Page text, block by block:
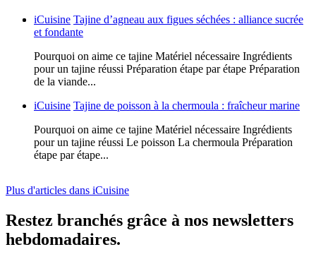
iCuisine Tajine d’agneau aux figues séchées : alliance sucrée
et fondante
Pourquoi on aime ce tajine Matériel nécessaire Ingrédients
pour un tajine réussi Préparation étape par étape Préparation
de la viande...
iCuisine Tajine de poisson à la chermoula : fraîcheur marine
Pourquoi on aime ce tajine Matériel nécessaire Ingrédients
pour un tajine réussi Le poisson La chermoula Préparation
étape par étape...
Plus d'articles dans iCuisine
Restez branchés grâce à nos newsletters
hebdomadaires.